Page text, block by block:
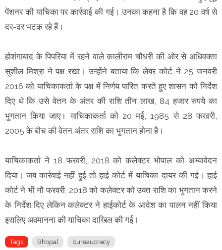
पेंशनर की याचिका पर कार्रवाई की गई। उनका कहना है कि वह 20 वर्ष से
दर-दर भटक रहे हैं।
होशंगाबाद के पिपरिया में रहने वाले कालीराम चौधरी की ओर से अधिवक्ता
सुशील मिश्रा ने पक्ष रखा। उन्होंने बताया कि लेबर कोर्ट ने 25 जनवरी
2016 को याचिकाकर्ता के पक्ष में निर्णय पारित करते हुए शासन को निर्देश
दिए थे कि उसे वेतन के अंतर की राशि तीन लाख, 84 हजार रुपये का
भुगतान किया जाए। याचिकाकर्ता को 20 मई, 1985 से 28 फरवरी,
2005 के बीच की वेतन अंतर राशि का भुगतान होना है।
याचिकाकर्ता ने 18 फरवरी, 2018 को कलेक्टर भोपाल को अभ्यावेदन
दिया। जब कार्रवाई नहीं हुई तो हाई कोर्ट में याचिका दायर की गई। हाई
कोर्ट ने भी नौ फरवरी, 2018 को कलेक्टर को उक्त राशि का भुगतान करने
के निर्देश दिए लेकिन कलेक्टर ने हाईकोर्ट के आदेश का पालन नहीं किया
इसलिए अवमानना की याचिका दाखिल की गई।
Tags Bhopal bureaucracy